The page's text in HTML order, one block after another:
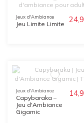
Jeux d'Ambiance
Jeu Limite Limite
Jeux d'Ambiance
Capybaraka –
Jeu d'Ambiance
Gigamic